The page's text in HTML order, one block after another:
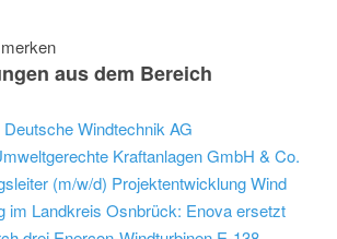
aus dem Bereich
Windtechnik AG
Kraftanlagen GmbH & Co.
(m/w/d) Projektentwicklung Wind
im Landkreis Osnbrück: Enova ersetzt